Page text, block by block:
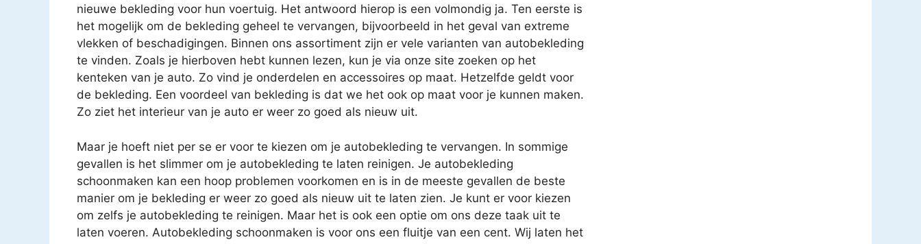
nieuwe bekleding voor hun voertuig. Het antwoord hierop is een volmondig ja. Ten eerste is
het mogelijk om de bekleding geheel te vervangen, bijvoorbeeld in het geval van extreme
vlekken of beschadigingen. Binnen ons assortiment zijn er vele varianten van autobekleding
te vinden. Zoals je hierboven hebt kunnen lezen, kun je via onze site zoeken op het
kenteken van je auto. Zo vind je onderdelen en accessoires op maat. Hetzelfde geldt voor
de bekleding. Een voordeel van bekleding is dat we het ook op maat voor je kunnen maken.
Zo ziet het interieur van je auto er weer zo goed als nieuw uit.
Maar je hoeft niet per se er voor te kiezen om je autobekleding te vervangen. In sommige
gevallen is het slimmer om je autobekleding te laten reinigen. Je autobekleding
schoonmaken kan een hoop problemen voorkomen en is in de meeste gevallen de beste
manier om je bekleding er weer zo goed als nieuw uit te laten zien. Je kunt er voor kiezen
om zelfs je autobekleding te reinigen. Maar het is ook een optie om ons deze taak uit te
laten voeren. Autobekleding schoonmaken is voor ons een fluitje van een cent. Wij laten het